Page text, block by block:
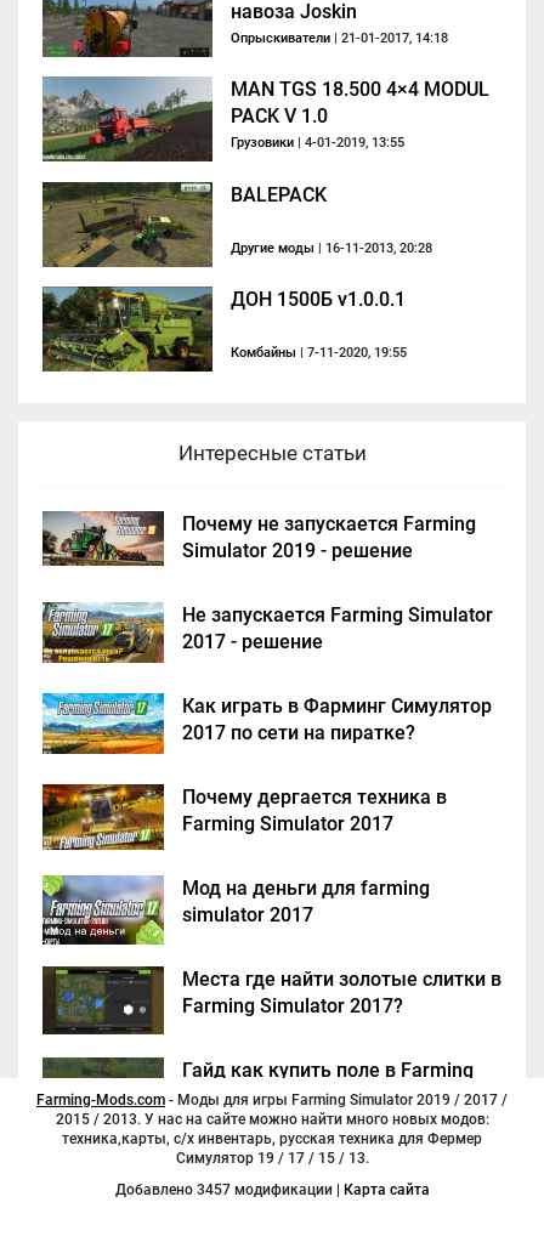
навоза Joskin
Опрыскиватели | 21-01-2017, 14:18
MAN TGS 18.500 4×4 MODUL
PACK V 1.0
Грузовики | 4-01-2019, 13:55
BALEPACK
Другие моды | 16-11-2013, 20:28
ДОН 1500Б v1.0.0.1
Комбайны | 7-11-2020, 19:55
Интересные статьи
Почему не запускается Farming
Simulator 2019 - решение
Не запускается Farming Simulator
2017 - решение
Как играть в Фарминг Симулятор
2017 по сети на пиратке?
Почему дергается техника в
Farming Simulator 2017
Мод на деньги для farming
simulator 2017
Места где найти золотые слитки в
Farming Simulator 2017?
Гайд как купить поле в Farming
Simulator 2017
Farming-Mods.com
2015 / 2013. У нас на сайте можно найти много новых модов:
техника,карты, с/х инвентарь, русская техника для Фермер
Симулятор 19 / 17 / 15 / 13.
Добавлено 3457 модификации |
Карта сайта